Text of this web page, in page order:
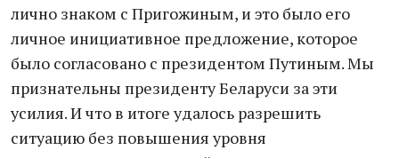
лично знаком с Пригожиным, и это было его
личное инициативное предложение, которое
было согласовано с президентом Путиным. Мы
признательны президенту Беларуси за эти
усилия. И что в итоге удалось разрешить
ситуацию без повышения уровня